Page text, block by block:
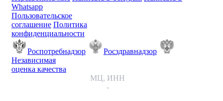
Whatsapp
Пользовательское
соглашение Политика
конфиденциальности
Роспотребнадзор
Росздравнадзор
Независимая
оценка качества
МЦ, ИНН
-